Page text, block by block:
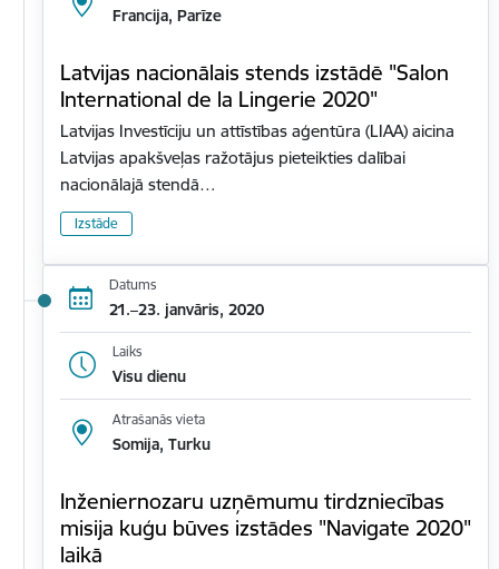
Francija, Parīze
Latvijas nacionālais stends izstādē "Salon
International de la Lingerie 2020"
Latvijas Investīciju un attīstības aģentūra (LIAA) aicina
Latvijas apakšveļas ražotājus pieteikties dalībai
nacionālajā stendā…
Izstāde
Datums
21.–23. janvāris, 2020
Laiks
Visu dienu
Atrašanās vieta
Somija, Turku
Inženiernozaru uzņēmumu tirdzniecības
misija kuģu būves izstādes "Navigate 2020"
laikā